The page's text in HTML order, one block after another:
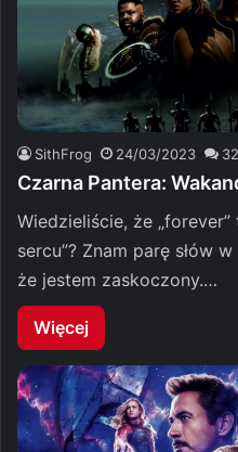
SithFrog 24/03/2023 32
Czarna Pantera:
Wiedzieliście, że
sercu”? Znam parę słów
że jestem zaskoczony.…
Więcej